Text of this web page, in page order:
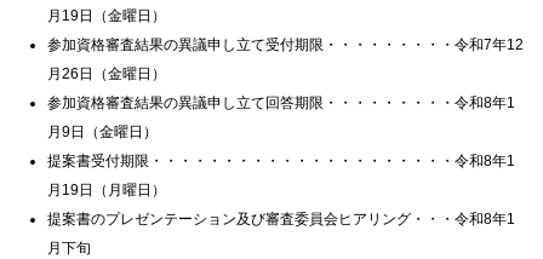
月19日（金曜日）
参加資格審査結果の異議申し立て受付期限・・・・・・・・・令和7年12
月26日（金曜日）
参加資格審査結果の異議申し立て回答期限・・・・・・・・・令和8年1
月9日（金曜日）
提案書受付期限・・・・・・・・・・・・・・・・・・・・・令和8年1
月19日（月曜日）
提案書のプレゼンテーション及び審査委員会ヒアリング・・・令和8年1
月下旬